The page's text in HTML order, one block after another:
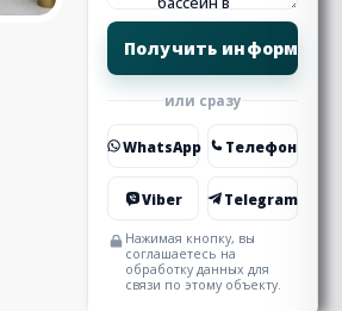
или сразу
WhatsApp Телефон
Viber Telegram
Нажимая кнопку, вы
соглашаетесь на
обработку данных для
связи по этому объекту.